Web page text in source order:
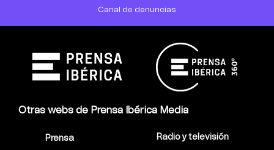
Canal de denuncias
Otras webs de Prensa Ibérica Media
Prensa Radio y televisión